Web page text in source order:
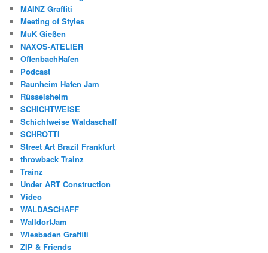
MAINZ Graffiti
Meeting of Styles
MuK Gießen
NAXOS-ATELIER
OffenbachHafen
Podcast
Raunheim Hafen Jam
Rüsselsheim
SCHICHTWEISE
Schichtweise Waldaschaff
SCHROTTI
Street Art Brazil Frankfurt
throwback Trainz
Trainz
Under ART Construction
Video
WALDASCHAFF
WalldorfJam
Wiesbaden Graffiti
ZIP & Friends